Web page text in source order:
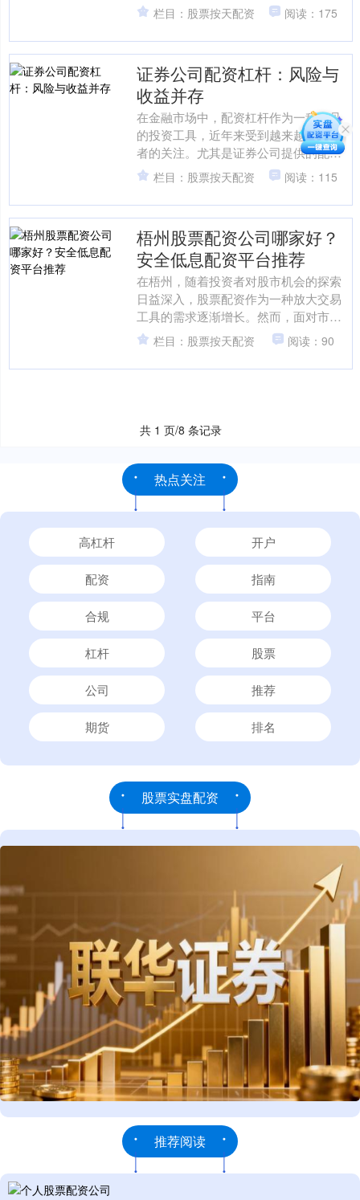
实盘股票配资，期货配资市场也日趋活
跃。本文将对江苏期货配资....
栏目：股票按天配资 阅读：175
证券公司配资杠杆：风险与
收益并存
在金融市场中，配资杠杆作为一种常见
的投资工具，近年来受到越来越多投资
者的关注。尤其是证券公司提供的配资
服务实盘股票配资，因其正规性和安全
性，成为许多投资者放大收....
栏目：股票按天配资 阅读：115
梧州股票配资公司哪家好？
安全低息配资平台推荐
在梧州，随着投资者对股市机会的探索
日益深入，股票配资作为一种放大交易
工具的需求逐渐增长。然而，面对市场
上众多的配资公司，投资者最关心的问
题莫过于：**梧州股票配....
栏目：股票按天配资 阅读：90
共 1 页/8 条记录
热点关注
高杠杆 开户
配资 指南
合规 平台
杠杆 股票
公司 推荐
期货 排名
股票实盘配资
推荐阅读